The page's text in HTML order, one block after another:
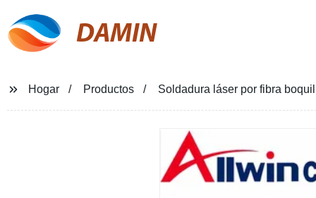
DAMIN
Hogar Productos Soldadura láser por fibra